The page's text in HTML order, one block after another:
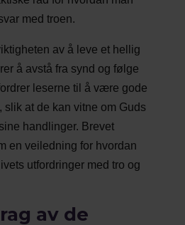
med troen.
av å leve et hellig
å avstå fra synd og følge
leserne til å være gode
slik at de kan vitne om Guds
handlinger. Brevet
en veiledning for hvordan
utfordringer med tro og
av de